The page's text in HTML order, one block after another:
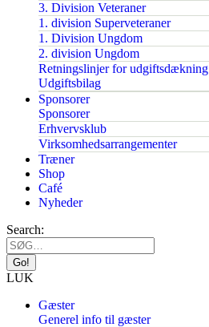
3. Division Veteraner
1. division Superveteraner
1. Division Ungdom
2. division Ungdom
Retningslinjer for udgiftsdækning
Udgiftsbilag
Sponsorer
Sponsorer
Erhvervsklub
Virksomhedsarrangementer
Træner
Shop
Café
Nyheder
Search:
LUK
Gæster
Generel info til gæster